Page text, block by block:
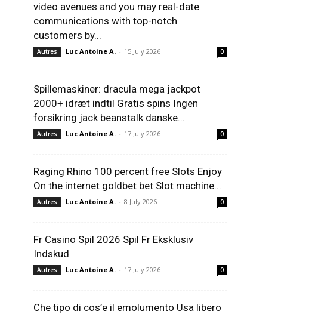
video avenues and you may real-date
communications with top-notch
customers by...
Autres Luc Antoine A. - 15 July 2026 0
Spillemaskiner: dracula mega jackpot
2000+ idræt indtil Gratis spins Ingen
forsikring jack beanstalk danske...
Autres Luc Antoine A. - 17 July 2026 0
Raging Rhino 100 percent free Slots Enjoy
On the internet goldbet bet Slot machine...
Autres Luc Antoine A. - 8 July 2026 0
Fr Casino Spil 2026 Spil Fr Eksklusiv
Indskud
Autres Luc Antoine A. - 17 July 2026 0
Che tipo di cos’e il emolumento Usa libero